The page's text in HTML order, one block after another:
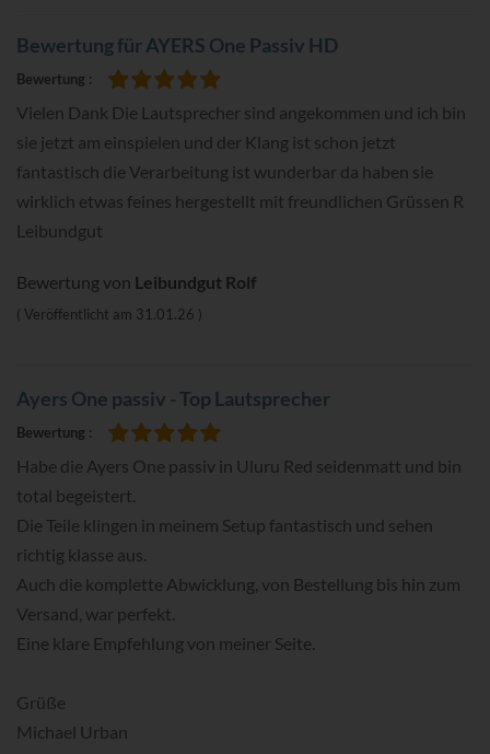
Bewertung für AYERS One Passiv HD
Bewertung
Vielen Dank Die Lautsprecher sind angekommen und ich bin
sie jetzt am einspielen und der Klang ist schon jetzt
fantastisch die Verarbeitung ist wunderbar da haben sie
wirklich etwas feines hergestellt mit freundlichen Grüssen R
Leibundgut
Bewertung von Leibundgut Rolf
Veröffentlicht am 31.01.26
Ayers One passiv - Top Lautsprecher
Bewertung
Habe die Ayers One passiv in Uluru Red seidenmatt und bin
total begeistert.
Die Teile klingen in meinem Setup fantastisch und sehen
richtig klasse aus.
Auch die komplette Abwicklung, von Bestellung bis hin zum
Versand, war perfekt.
Eine klare Empfehlung von meiner Seite.
Grüße
Michael Urban